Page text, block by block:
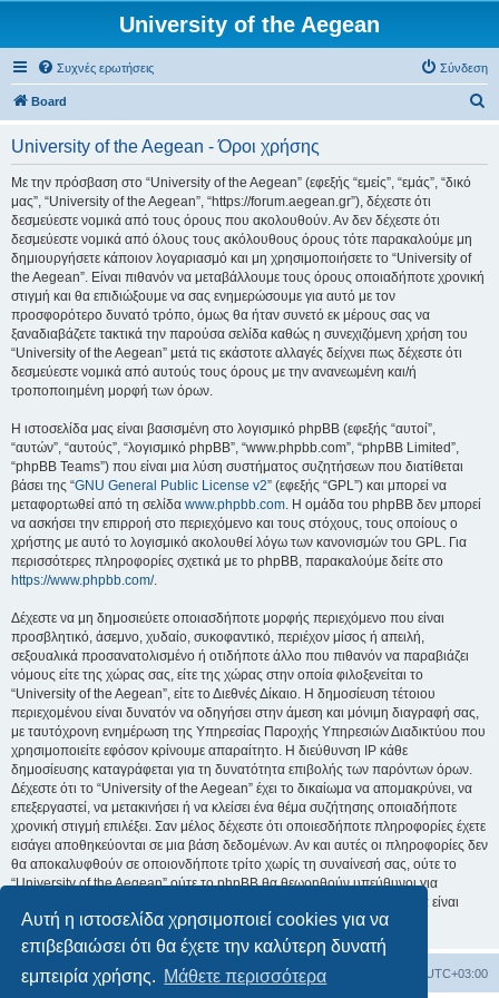
Αυτή η ιστοσελίδα χρησιμοποιεί cookies για να
επιβεβαιώσει ότι θα έχετε την καλύτερη δυνατή
εμπειρία χρήσης. Μάθετε περισσότερα
University of the Aegean
Συχνές ερωτήσεις Σύνδεση
Board
University of the Aegean - Όροι χρήσης
Με την πρόσβαση στο “University of the Aegean” (εφεξής “εμείς”, “εμάς”, “δικό
μας”, “University of the Aegean”, “https://forum.aegean.gr”), δέχεστε ότι
δεσμεύεστε νομικά από τους όρους που ακολουθούν. Αν δεν δέχεστε ότι
δεσμεύεστε νομικά από όλους τους ακόλουθους όρους τότε παρακαλούμε μη
δημιουργήσετε κάποιον λογαριασμό και μη χρησιμοποιήσετε το “University of
the Aegean”. Είναι πιθανόν να μεταβάλλουμε τους όρους οποιαδήποτε χρονική
στιγμή και θα επιδιώξουμε να σας ενημερώσουμε για αυτό με τον
προσφορότερο δυνατό τρόπο, όμως θα ήταν συνετό εκ μέρους σας να
ξαναδιαβάζετε τακτικά την παρούσα σελίδα καθώς η συνεχιζόμενη χρήση του
“University of the Aegean” μετά τις εκάστοτε αλλαγές δείχνει πως δέχεστε ότι
δεσμεύεστε νομικά από αυτούς τους όρους με την ανανεωμένη και/ή
τροποποιημένη μορφή των όρων.
Η ιστοσελίδα μας είναι βασισμένη στο λογισμικό phpBB (εφεξής “αυτοί”,
“αυτών”, “αυτούς”, “λογισμικό phpBB”, “www.phpbb.com”, “phpBB Limited”,
“phpBB Teams”) που είναι μια λύση συστήματος συζητήσεων που διατίθεται
βάσει της “GNU General Public License v2” (εφεξής “GPL”) και μπορεί να
μεταφορτωθεί από τη σελίδα www.phpbb.com. Η ομάδα του phpBB δεν μπορεί
να ασκήσει την επιρροή στο περιεχόμενο και τους στόχους, τους οποίους ο
χρήστης με αυτό το λογισμικό ακολουθεί λόγω των κανονισμών του GPL. Για
περισσότερες πληροφορίες σχετικά με το phpBB, παρακαλούμε δείτε στο
https://www.phpbb.com/.
Δέχεστε να μη δημοσιεύετε οποιασδήποτε μορφής περιεχόμενο που είναι
προσβλητικό, άσεμνο, χυδαίο, συκοφαντικό, περιέχον μίσος ή απειλή,
σεξουαλικά προσανατολισμένο ή οτιδήποτε άλλο που πιθανόν να παραβιάζει
νόμους είτε της χώρας σας, είτε της χώρας στην οποία φιλοξενείται το
“University of the Aegean”, είτε το Διεθνές Δίκαιο. Η δημοσίευση τέτοιου
περιεχομένου είναι δυνατόν να οδηγήσει στην άμεση και μόνιμη διαγραφή σας,
με ταυτόχρονη ενημέρωση της Υπηρεσίας Παροχής Υπηρεσιών Διαδικτύου που
χρησιμοποιείτε εφόσον κρίνουμε απαραίτητο. Η διεύθυνση IP κάθε
δημοσίευσης καταγράφεται για τη δυνατότητα επιβολής των παρόντων όρων.
Δέχεστε ότι το “University of the Aegean” έχει το δικαίωμα να απομακρύνει, να
επεξεργαστεί, να μετακινήσει ή να κλείσει ένα θέμα συζήτησης οποιαδήποτε
χρονική στιγμή επιλέξει. Σαν μέλος δέχεστε ότι οποιεσδήποτε πληροφορίες έχετε
εισάγει αποθηκεύονται σε μια βάση δεδομένων. Αν και αυτές οι πληροφορίες δεν
θα αποκαλυφθούν σε οποιονδήποτε τρίτο χωρίς τη συναίνεσή σας, ούτε το
“University of the Aegean” ούτε το phpBB θα θεωρηθούν υπεύθυνοι για
οποιαδήποτε απόπειρα ηλεκτρονικής εισβολής ή παραβίασης η οποία είναι
δυνατόν να οδηγήσει σε απώλεια αυτών των δεδομένων.
Board Όλοι οι χρόνοι είναι UTC+03:00
Διαγραφή cookies